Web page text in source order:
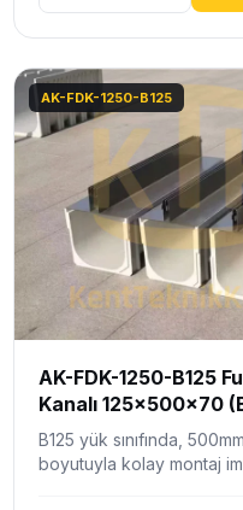
AK-FDK-1250-B125
AK-FDK-1250-B125
Kanalı 125x500x70
B125 yük sınıfında,
boyutuyla kolay montaj